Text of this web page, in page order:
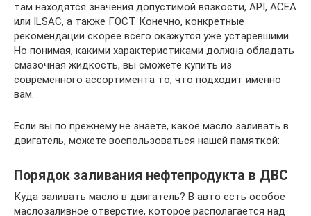
там находятся значения допустимой вязкости, API, ACEA
или ILSAC, а также ГОСТ. Конечно, конкретные
рекомендации скорее всего окажутся уже устаревшими.
Но понимая, какими характеристиками должна обладать
смазочная жидкость, вы сможете купить из
современного ассортимента то, что подходит именно
вам.
Если вы по прежнему не знаете, какое масло заливать в
двигатель, можете воспользоваться нашей памяткой:
Порядок заливания нефтепродукта в ДВС
Куда заливать масло в двигатель? В авто есть особое
маслозаливное отверстие, которое располагается над